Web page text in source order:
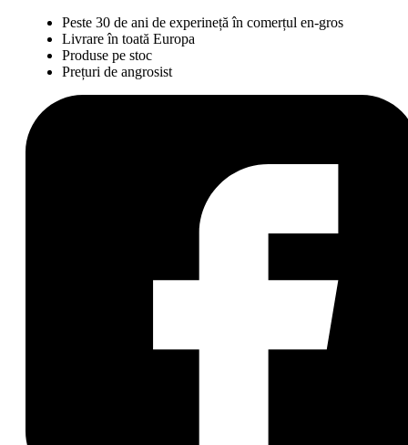
Peste 30 de ani de experineță în comerțul en-gros
Livrare în toată Europa
Produse pe stoc
Prețuri de angrosist